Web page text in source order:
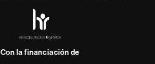
-
Con la financiación de